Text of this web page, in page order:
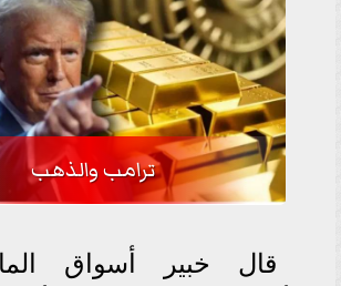
ترامب والذهب
قال خبير أسواق